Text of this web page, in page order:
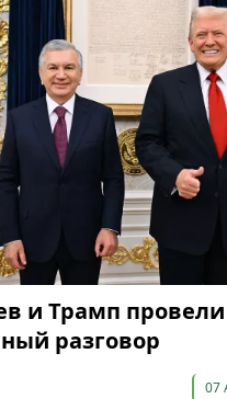
и Трамп провели
разговор
07